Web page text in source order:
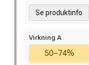
Se produktinfo
Virkning A
50–74%